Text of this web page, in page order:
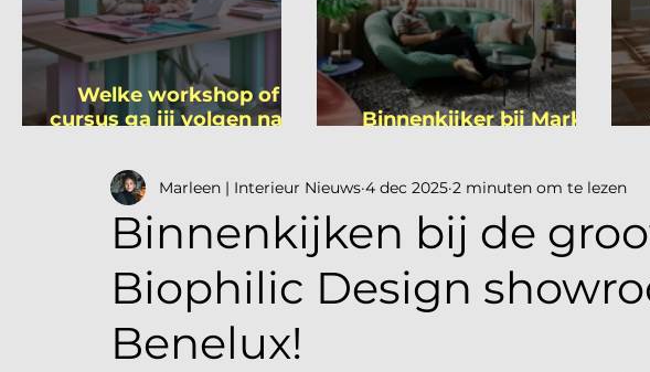
Welke workshop of
cursus ga jij volgen na je
Binnenkijker bij Mark
Binnenkijken bij de
Biophilic Design
Benelux!
Marleen | Interieur Nieuws 4 dec 2025 2 minuten om te lezen